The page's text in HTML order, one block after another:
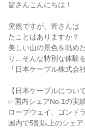
皆さんこんにちは！
突然ですが、皆さんは
たことはありますか？
美しい山の景色を眺め
り…そんな特別な体験
「日本ケーブル株式会
【日本ケーブルについて
✅国内シェアNo.1の実
ロープウェイ、ゴンド
国内で5割以上のシェ